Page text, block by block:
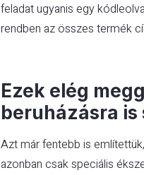
feladat ugyanis egy
rendben az összes termék
Ezek elég
beruházásra is
Azt már fentebb is
azonban csak speciális